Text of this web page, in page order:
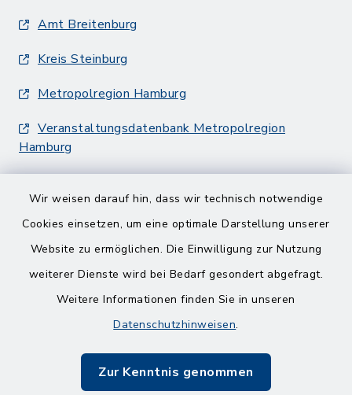
Wir weisen darauf hin, dass wir technisch notwendige
Cookies einsetzen, um eine optimale Darstellung unserer
Website zu ermöglichen. Die Einwilligung zur Nutzung
weiterer Dienste wird bei Bedarf gesondert abgefragt.
Weitere Informationen finden Sie in unseren
Datenschutzhinweisen.
Zur Kenntnis genommen
Amt Breitenburg
Kreis Steinburg
Metropolregion Hamburg
Veranstaltungsdatenbank Metropolregion
Hamburg
Barrierefreiheit
Impressum